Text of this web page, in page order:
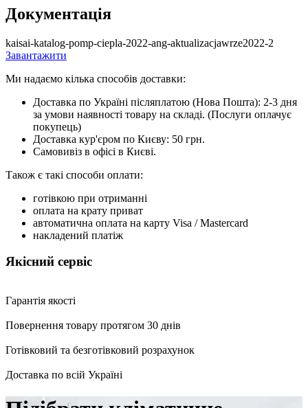
Документація
kaisai-katalog-pomp-ciepla-2022-ang-aktualizacjawrze2022-2
Завантажити
Ми надаємо кілька способів доставки:
Доставка по Україні післяплатою (Нова Пошта): 2-3 дня
за умови наявності товару на складі. (Послуги оплачує
покупець)
Доставка кур'єром по Києву: 50 грн.
Самовивіз в офісі в Києві.
Також є такі способи оплати:
готівкою при отриманні
оплата на крату приват
автоматична оплата на карту Visa / Mastercard
накладений платіж
Якісний сервіс
Гарантія якості
Повернення товару протягом 30 днів
Готівковий та безготівковий розрахунок
Доставка по всій Україні